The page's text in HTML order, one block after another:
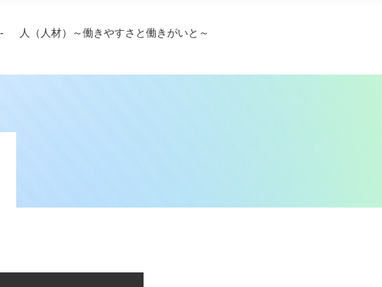
人（人材）～働きやすさと働きがいと～